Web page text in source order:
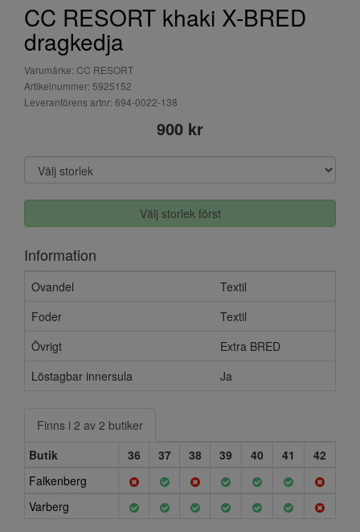
CC RESORT khaki X-BRED
dragkedja
Varumärke: CC RESORT
Artikelnummer: 5925152
Leverantörens artnr: 694-0022-138
900 kr
Välj storlek först
Information
Ovandel
Textil
Foder
Textil
Övrigt
Extra BRED
Löstagbar innersula
Ja
Finns i 2 av 2 butiker
Butik
36 37 38 39 40 41
42
Falkenberg
Varberg